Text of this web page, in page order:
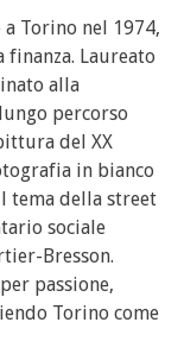
a Torino nel 1974,
Laureato
alla
percorso
del XX
in bianco
tema della street
sociale
Bresson.
passione,
Torino come